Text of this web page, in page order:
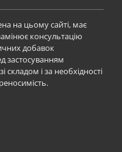
на цьому сайті, має
консультацію
добавок
застосуванням
складом і за необхідності